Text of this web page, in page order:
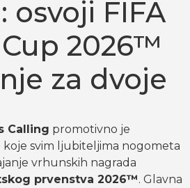
osvoji FIFA
2026™
za dvoje
Calling promotivno je
svim ljubiteljima nogometa
vrhunskih nagrada
prvenstva 2026™. Glavna